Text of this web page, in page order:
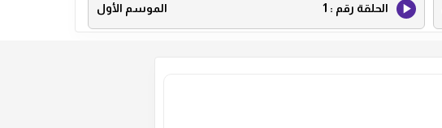
الحلقة رقم : 1 الموسم الأول